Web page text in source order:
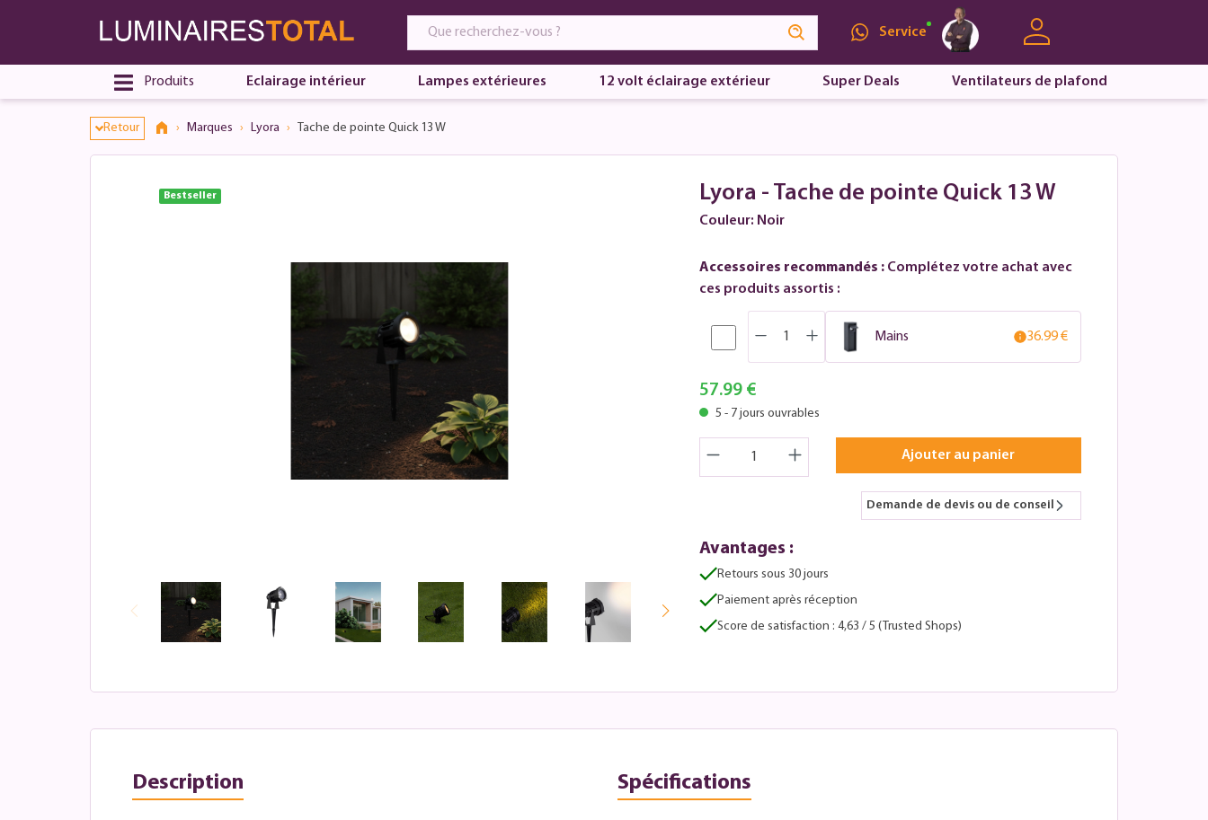
Service
Produits Eclairage intérieur Lampes extérieures 12 volt éclairage extérieur Super Deals Ventilateurs de plafond
Retour Marques Lyora Tache de pointe Quick 13 W
Bestseller Lyora - Tache de pointe Quick 13 W
Couleur: Noir
Accessoires recommandés : Complétez votre achat avec
ces produits assortis :
Mains 36.99 €
57.99 €
5 - 7 jours ouvrables
Ajouter au panier
Demande de devis ou de conseil
Avantages :
Retours sous 30 jours
Paiement après réception
Score de satisfaction : 4,63 / 5 (Trusted Shops)
Description Spécifications